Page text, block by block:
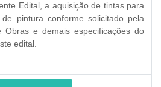
Edital, a aquisição de tintas para
pintura conforme solicitado pela
Obras e demais especificações do
edital.